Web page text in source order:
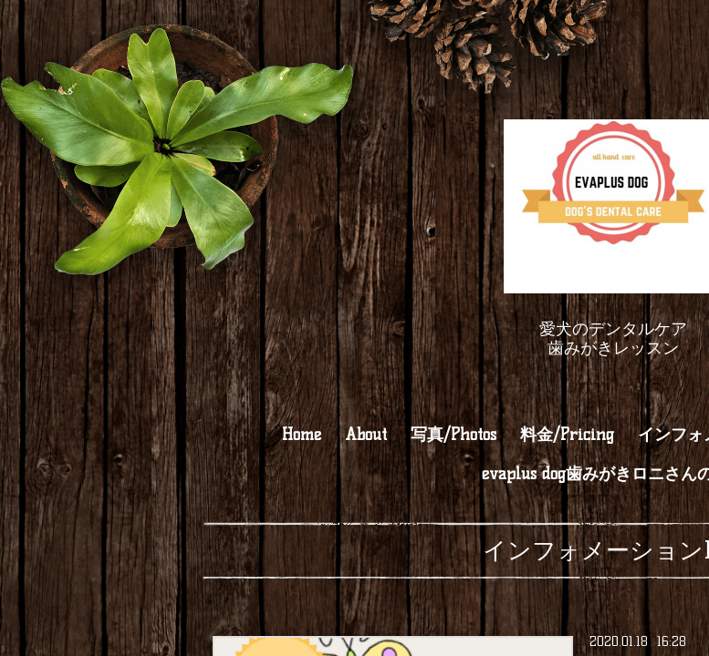
愛犬のデンタルケア
歯みがきレッスン
Home About 写真/Photos 料金/Pricing インフ
evaplus dog歯みがきロニさん
インフォメーショ
2020.01.18 16:28